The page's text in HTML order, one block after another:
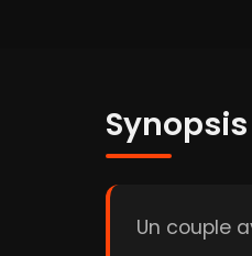
Synopsis
Un couple